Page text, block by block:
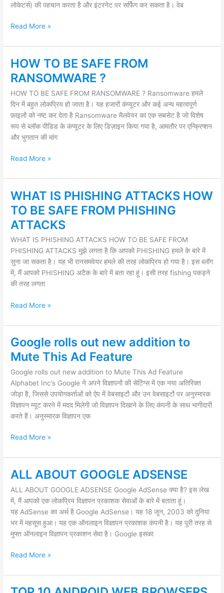
लोकेटर्स) की पहचान करता है और इंटरनेट पर सर्फिंग कर सकता है। वेब
WEB
Read More »
HOW TO BE SAFE FROM
RANSOMWARE ?
HOW TO BE SAFE FROM RANSOMWARE ? Ransomware हमले
दिन में बहुत लोकप्रिय हो जाता है। यह हजारों कंप्यूटर और कई अन्य महत्वपूर्ण
फ़ाइलों को नष्ट कर देता है Ransomware मैलवेयर का एक सबसेट है जो विशेष
रूप से ब्लॉक पीडिड के कंप्यूटर के लिए डिज़ाइन किया गया है, आमतौर पर एन्क्रिप्शन
और भुगतान की मांग
HOW
TO
BE
SAFE
FROM
RANSOMWARE
?
Read More »
WHAT IS PHISHING ATTACKS HOW
TO BE SAFE FROM PHISHING
ATTACKS
WHAT IS PHISHING ATTACKS HOW TO BE SAFE FROM
PHISHING ATTACKS मुझे लगता है कि आपको PHISHING हमले के बारे में
सुना जा सकता है। यह भी रानसमवेयर हमले की तरह लोकप्रिय हो गया है। इस ब्लॉग
में, मैं आपको PHISHING अटैक के बारे में बता रहा हूं। इसी तरह fishing पकड़ने
की तरह लगता
WHAT
IS
PHISHING
ATTACKS
HOW
TO
BE
SAFE
FROM
ATTACKS
Read More »
Google rolls out new addition to
Mute This Ad Feature
Google rolls out new addition to Mute This Ad Feature
Alphabet Inc’s Google ने अपने विज्ञापनों की सेटिंग्स में एक नया अतिरिक्त
जोड़ा है, जिससे उपयोगकर्ताओं को ऐप में वेबसाइटों और उन वेबसाइटों पर अनुस्मारक
विज्ञापन म्यूट करने में मदद मिलेगी जो विज्ञापन दिखाने के लिए कंपनी के साथ भागीदारी
करते हैं। अनुस्मारक विज्ञापन एक
Google
rolls
out
new
addition
to
Mute
This
Feature
Read More »
ALL ABOUT GOOGLE ADSENSE
ALL ABOUT GOOGLE ADSENSE Google AdSense क्या है? इस लेख
में, मैं आपको एक लोकप्रिय विज्ञापन प्रकाशक सेवाओं के बारे में बताता हूं।
यह AdSense का अर्थ है Google AdSense। यह 18 जून, 2003 को दुनिया
भर में महसूस हुआ। यह एक ऑनलाइन विज्ञापन प्रकाशक कंपनी है। यह पूरी तरह से
मुफ्त ऑनलाइन विज्ञापन प्रकाशन सेवा है। Google इसका
ALL
GOOGLE
ADSENSE
Read More »
TOP